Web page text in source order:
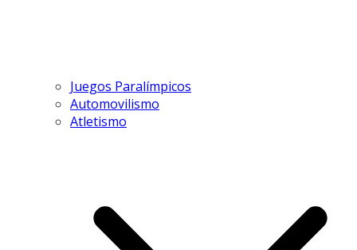
Juegos Paralímpicos
Automovilismo
Atletismo